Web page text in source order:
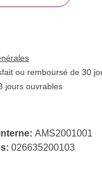
ou remboursé de
jours ouvrables
interne:AMS2001001
026635200103